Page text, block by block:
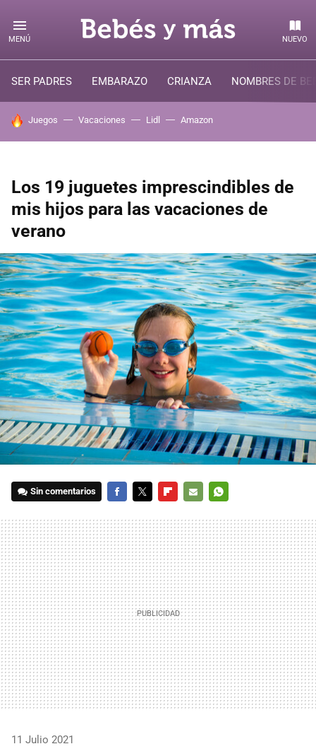
MENÚ NUEVO
SER PADRES EMBARAZO CRIANZA NOMBRES DE
HOY SE HABLA DE
Juegos Vacaciones Lidl Amazon
Los 19 juguetes imprescindibles de
mis hijos para las vacaciones de
verano
Sin comentarios
MAIL
11 Julio 2021